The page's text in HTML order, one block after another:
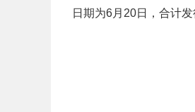
日期为6月20日，合计